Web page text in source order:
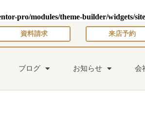
pro/modules/theme-builder/widgets/
資料請求 来店予約
ブログ お知らせ 会